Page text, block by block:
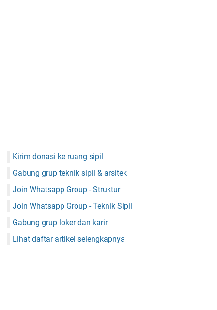
Kirim donasi ke ruang sipil
Gabung grup teknik sipil & arsitek
Join Whatsapp Group - Struktur
Join Whatsapp Group - Teknik Sipil
Gabung grup loker dan karir
Lihat daftar artikel selengkapnya